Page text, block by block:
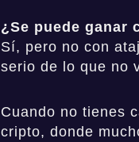
¿Se puede ganar
Sí, pero no con
serio de lo que no
Cuando no tienes
cripto, donde